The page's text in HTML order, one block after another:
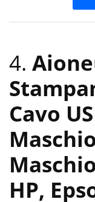
4.
Cavo
HP,